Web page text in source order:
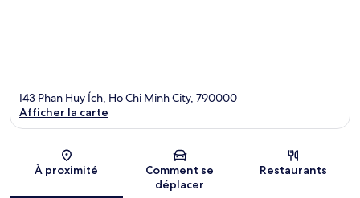
Carte
I43 Phan Huy Ích, Ho Chi Minh City, 790000
Afficher la carte
À proximité
Comment se
déplacer
Restaurants